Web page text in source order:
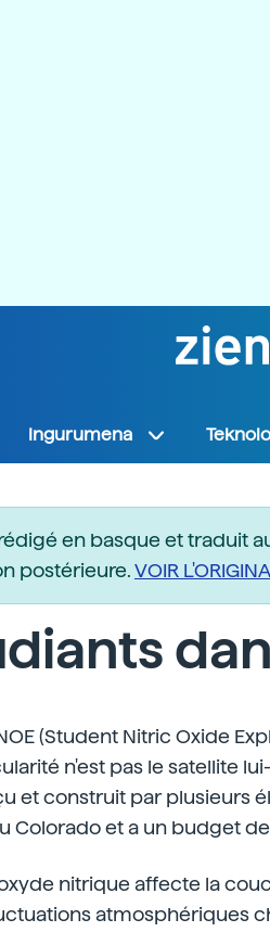
Ingurumena
en basque et traduit
postérieure.VOIR
(Student Nitric Oxide
n'est pas le satellite
et construit par plusieurs
Colorado et a un budget
nitrique affecte la
atmosphériques